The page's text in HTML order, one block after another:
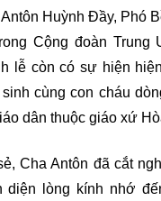
Huỳnh Đầy, Phó
Cộng đoàn Trung
lễ còn có sự hiện
cùng con cháu
dân thuộc giáo xứ
Cha Antôn đã cắt
diện lòng kính nhớ